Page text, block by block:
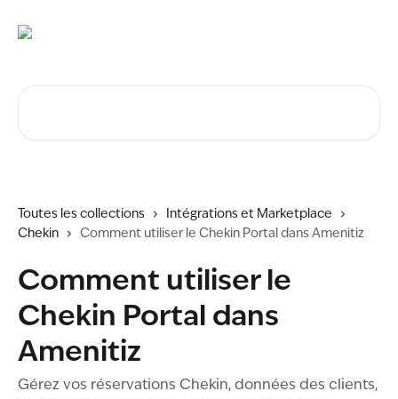
Toutes les collections
Intégrations et Marketplace
Chekin
Comment utiliser le Chekin Portal dans Amenitiz
Comment utiliser le
Chekin Portal dans
Amenitiz
Gérez vos réservations Chekin, données des clients,